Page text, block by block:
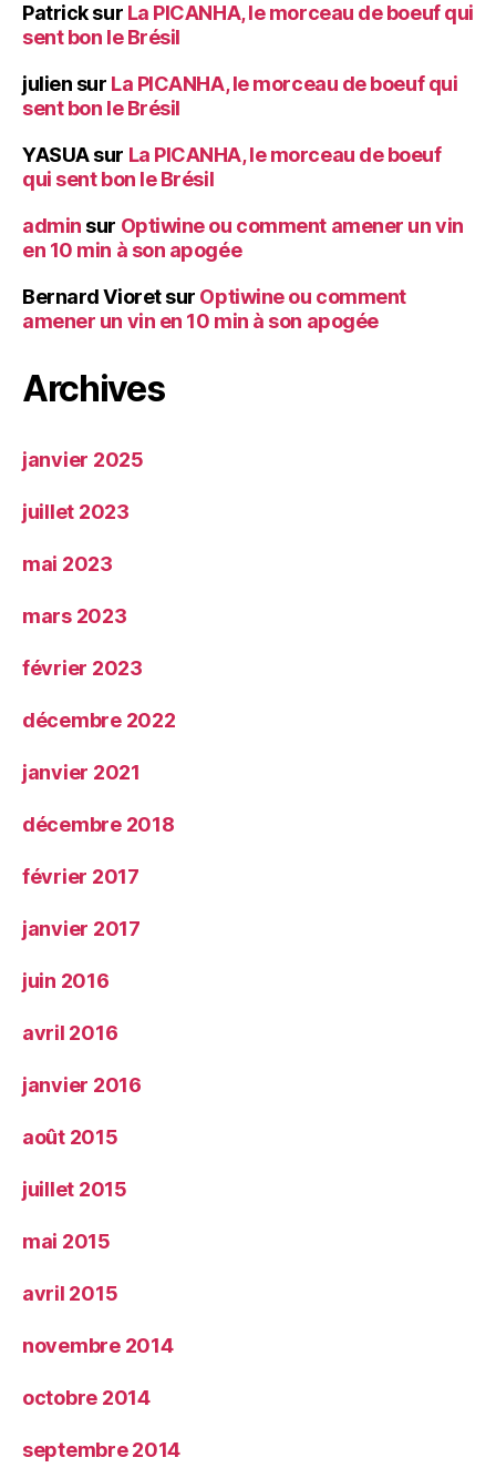
Patricksur La PICANHA, le morceau de boeuf qui
sent bon le Brésil
julien sur La PICANHA, le morceau de boeuf qui
sent bon le Brésil
YASUAsur La PICANHA, le morceau de boeuf
qui sent bon le Brésil
admin sur Optiwine ou comment amener un vin
en 10 min à son apogée
Bernard Vioretsur Optiwine ou comment
amener un vin en 10 min à son apogée
Archives
janvier 2025
juillet 2023
mai 2023
mars 2023
février 2023
décembre 2022
janvier 2021
décembre 2018
février 2017
janvier 2017
juin 2016
avril 2016
janvier 2016
août 2015
juillet 2015
mai 2015
avril 2015
novembre 2014
octobre 2014
septembre 2014